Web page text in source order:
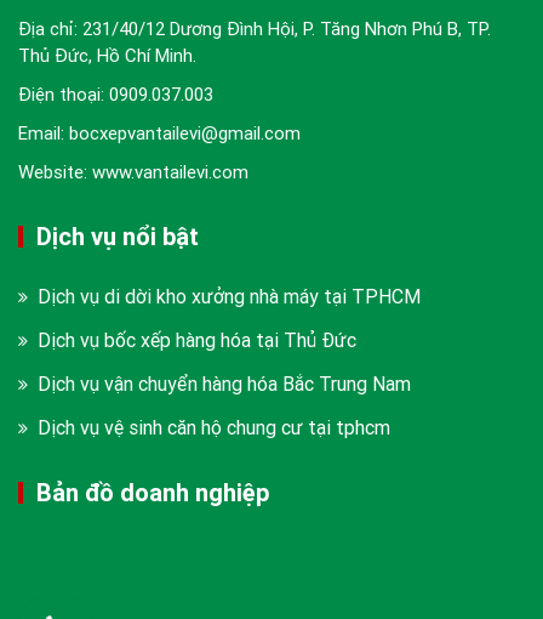
Địa chỉ: 231/40/12 Dương Đình Hội, P. Tăng Nhơn Phú B, TP.
Thủ Đức, Hồ Chí Minh.
Điện thoại: 0909.037.003
Email: bocxepvantailevi@gmail.com
Website: www.vantailevi.com
Dịch vụ nổi bật
Dịch vụ di dời kho xưởng nhà máy tại TPHCM
Dịch vụ bốc xếp hàng hóa tại Thủ Đức
Dịch vụ vận chuyển hàng hóa Bắc Trung Nam
Dịch vụ vệ sinh căn hộ chung cư tại tphcm
Bản đồ doanh nghiệp